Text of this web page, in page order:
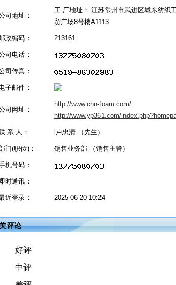
司地址：
工 厂地址： 江苏常州市武进区城东纺织
贸广场8号楼A1113
政编码： 213161
司电话：
司传真：
子邮件：
司网址：
http://www.chn-foam.com/
http://www.yp361.com/
系 人： l卢忠清 （先生）
门(职位)： 销售业务部 （销售主管）
机号码：
时通讯：
近登录： 2025-06-20 10:24
评论